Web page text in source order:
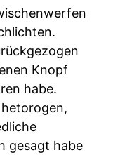
Knopf
habe.
gesagt habe